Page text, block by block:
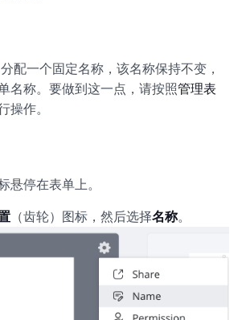
配一个固定名称，该名称保持不变，
名称。要做到这一点，请按照管理表
操作。
悬停在表单上。
（齿轮）图标，然后选择名称。